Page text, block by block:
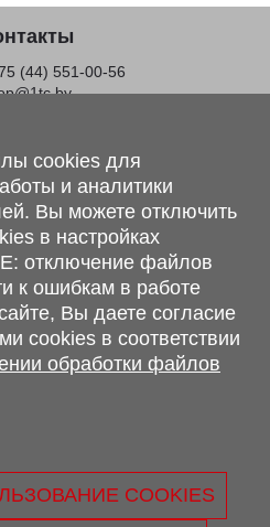
(44) 551-00-56
ул. Мира, 20А,
108 В, 224701
вся предоставленная на сайте
технических
а также стоимости и
информационный характер и
определяемой п.2 ст.407
Беларусь.
данных
файлов cookie.
cookies для
и аналитики
Вы можете отключить
в настройках
отключение файлов
к ошибкам в работе
Вы даете согласие
cookies в соответствии
обработки файлов
COOKIES